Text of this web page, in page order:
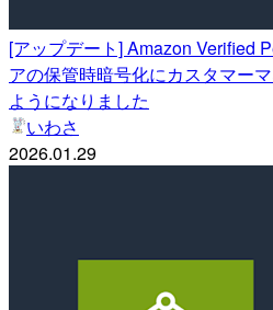
[アップデート] Amazon Verified
アの保管時暗号化にカスタマー
ようになりました
いわさ
2026.01.29